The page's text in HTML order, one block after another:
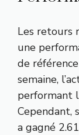
Les retours
une
de
semaine,
performant
Cependant,
a gagné